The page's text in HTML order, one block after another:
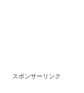
スポンサーリンク